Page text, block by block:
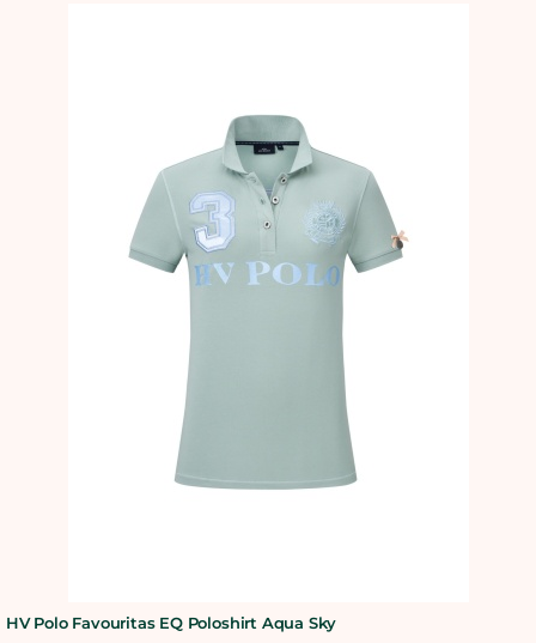
HV Polo Favouritas EQ Poloshirt Aqua Sky